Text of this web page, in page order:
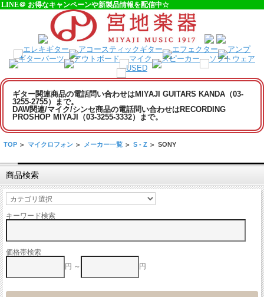
LINE＠ お得なキャンペーンや新製品情報を配信中☆
ギター関連商品の電話問い合わせはMIYAJI GUITARS KANDA（03-
3255-2755）まで。
DAW関連/マイク/シンセ商品の電話問い合わせはRECORDING
PROSHOP MIYAJI（03-3255-3332）まで。
TOP > マイクロフォン > メーカー一覧 > S - Z > SONY
商品検索
キーワード検索
価格帯検索
円 ～
円